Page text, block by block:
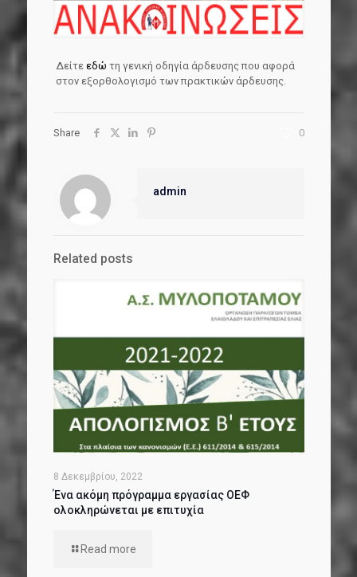
Δείτε εδώ τη γενική οδηγία άρδευσης που αφορά
στον εξορθολογισμό των πρακτικών άρδευσης.
Share 0
admin
Related posts
8 Δεκεμβρίου, 2022
Ένα ακόμη πρόγραμμα εργασίας ΟΕΦ
ολοκληρώνεται με επιτυχία
Read more